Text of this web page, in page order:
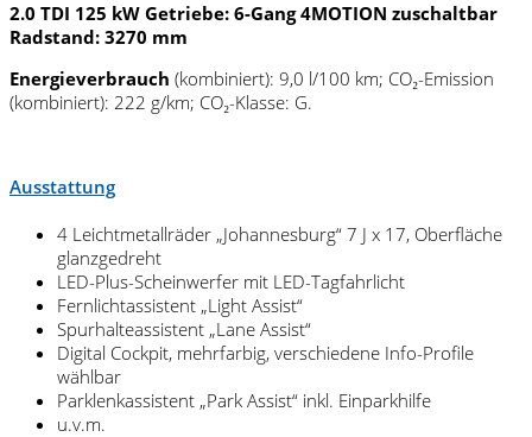
2.0 TDI 125 kW Getriebe: 6-Gang 4MOTION zuschaltbar
Radstand: 3270 mm
Energieverbrauch (kombiniert): 9,0 l/100 km; CO₂-Emission
(kombiniert): 222 g/km; CO₂-Klasse: G.
Ausstattung
4 Leichtmetallräder „Johannesburg“ 7 J x 17, Oberfläche
glanzgedreht
LED-Plus-Scheinwerfer mit LED-Tagfahrlicht
Fernlichtassistent „Light Assist“
Spurhalteassistent „Lane Assist“
Digital Cockpit, mehrfarbig, verschiedene Info-Profile
wählbar
Parklenkassistent „Park Assist“ inkl. Einparkhilfe
u.v.m.